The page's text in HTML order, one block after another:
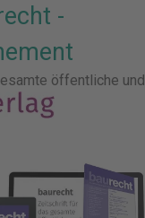
-
öffentliche